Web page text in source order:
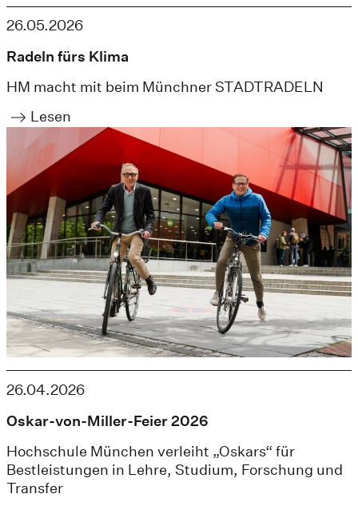
26.05.2026
Radeln fürs Klima
HM macht mit beim Münchner STADTRADELN
Lesen
26.04.2026
Oskar-von-Miller-Feier 2026
Hochschule München verleiht „Oskars“ für
Bestleistungen in Lehre, Studium, Forschung und
Transfer